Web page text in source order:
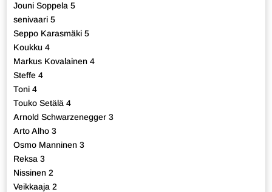
Jouni Soppela 5
senivaari 5
Seppo Karasmäki 5
Koukku 4
Markus Kovalainen 4
Steffe 4
Toni 4
Touko Setälä 4
Arnold Schwarzenegger 3
Arto Alho 3
Osmo Manninen 3
Reksa 3
Nissinen 2
Veikkaaja 2